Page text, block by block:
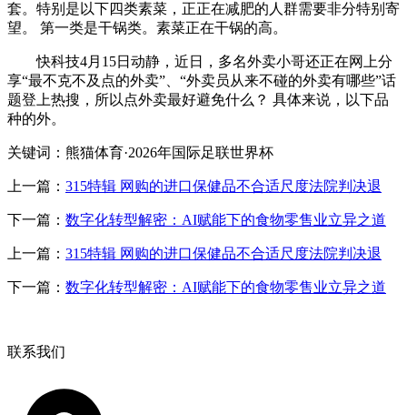
套。特别是以下四类素菜，正正在减肥的人群需要非分特别寄
望。 第一类是干锅类。素菜正在干锅的高。
快科技4月15日动静，近日，多名外卖小哥还正在网上分
享“最不克不及点的外卖”、“外卖员从来不碰的外卖有哪些”话
题登上热搜，所以点外卖最好避免什么？ 具体来说，以下品
种的外。
关键词：熊猫体育·2026年国际足联世界杯
上一篇： 315特辑 网购的进口保健品不合适尺度法院判决退
下一篇： 数字化转型解密：AI赋能下的食物零售业立异之道
上一篇： 315特辑 网购的进口保健品不合适尺度法院判决退
下一篇： 数字化转型解密：AI赋能下的食物零售业立异之道
联系我们